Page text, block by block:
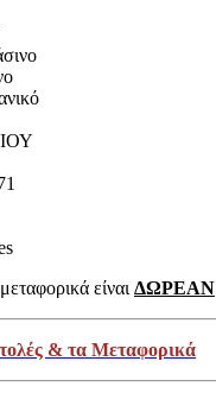
είναι ΔΩΡΕΑΝ
& τα Μεταφορικά